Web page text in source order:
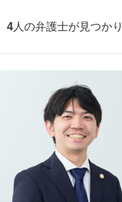
4 人の弁護士が見つか